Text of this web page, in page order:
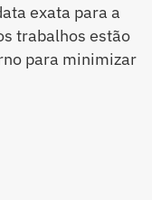
exata para a
trabalhos estão
para minimizar